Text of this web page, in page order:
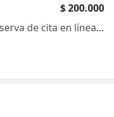
$ 200.000
Este especialista no ofrece reserva de cita en línea en esta dirección.